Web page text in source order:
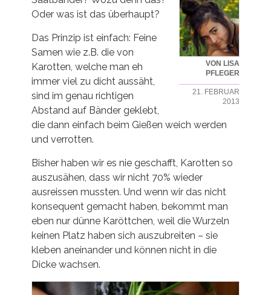
VON LISA
PFLEGER
21. FEBRUAR
2013
Oder was ist das überhaupt?
Das Prinzip ist einfach: Feine
Samen wie z.B. die von
Karotten, welche man eh
immer viel zu dicht aussäht,
sind im genau richtigen
Abstand auf Bänder geklebt,
die dann einfach beim Gießen weich werden
und verrotten.
Bisher haben wir es nie geschafft, Karotten so
auszusähen, dass wir nicht 70% wieder
ausreissen mussten. Und wenn wir das nicht
konsequent gemacht haben, bekommt man
eben nur dünne Karöttchen, weil die Wurzeln
keinen Platz haben sich auszubreiten – sie
kleben aneinander und können nicht in die
Dicke wachsen.